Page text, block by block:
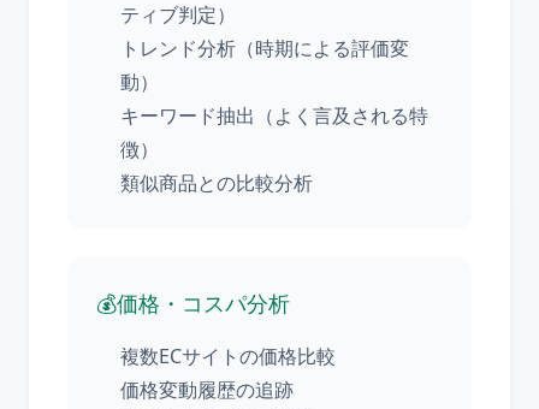
ティブ判定）
トレンド分析（時期による評価変
動）
キーワード抽出（よく言及される特
徴）
類似商品との比較分析
💰価格・コスパ分析
複数ECサイトの価格比較
価格変動履歴の追跡